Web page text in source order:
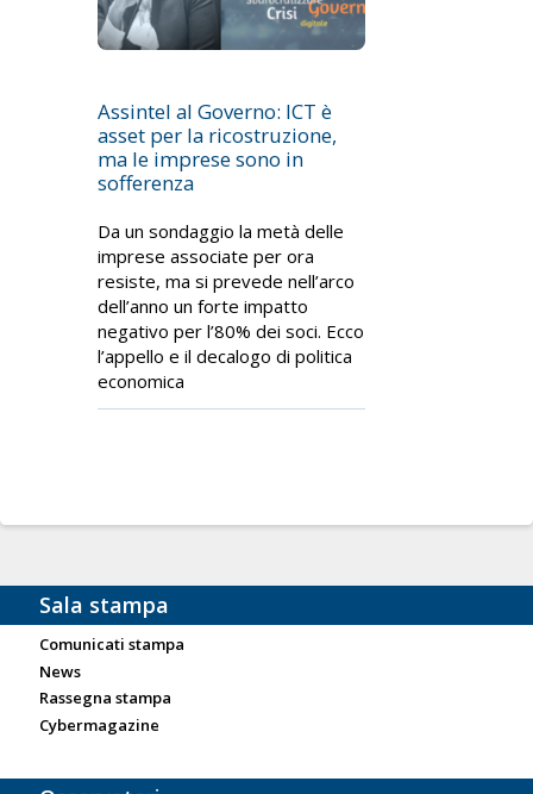
Assintel al Governo: ICT è
asset per la ricostruzione,
ma le imprese sono in
sofferenza
Da un sondaggio la metà delle
imprese associate per ora
resiste, ma si prevede nell’arco
dell’anno un forte impatto
negativo per l’80% dei soci. Ecco
l’appello e il decalogo di politica
economica
Sala stampa
Comunicati stampa
News
Rassegna stampa
Cybermagazine